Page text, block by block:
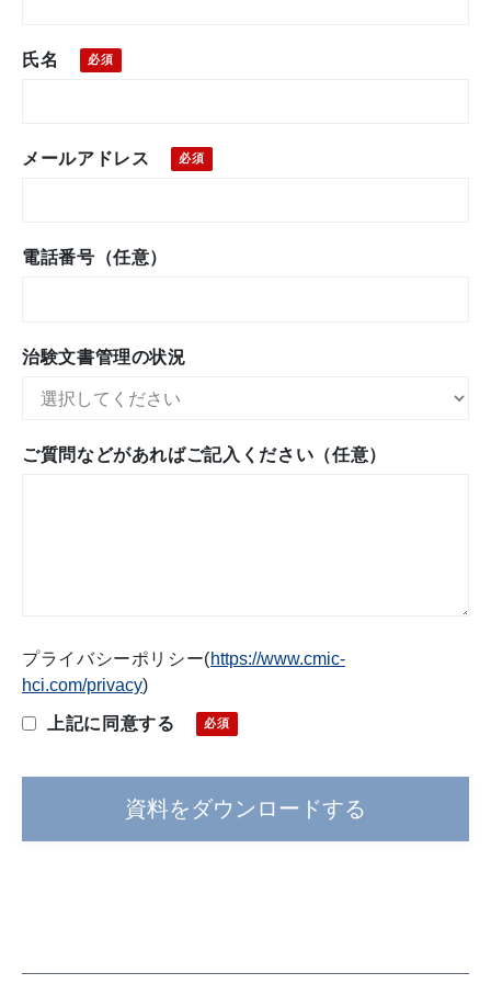
氏名
メールアドレス
電話番号（任意）
治験文書管理の状況
ご質問などがあればご記入ください（任意）
プライバシーポリシー(https://www.cmic-
hci.com/privacy)
上記に同意する